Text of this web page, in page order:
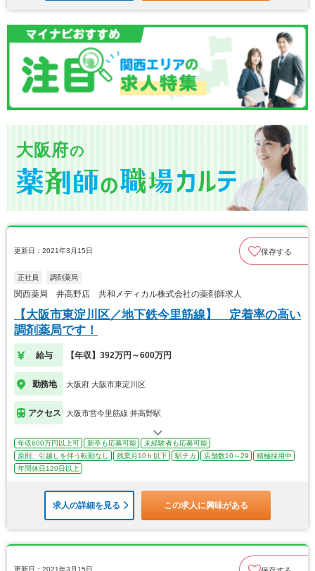
大阪府の
更新日：2021年3月15日 保存する
正社員 調剤薬局
関西薬局 井高野店 共和メディカル株式会社の薬剤師求人
【大阪市東淀川区／地下鉄今里筋線】 定着率の高い
調剤薬局です！
給与 【年収】392万円～600万円
勤務地 大阪府 大阪市東淀川区
アクセス 大阪市営今里筋線 井高野駅
年収600万円以上可 新卒も応募可能
未経験者も応募可能
原則、引越しを伴う転勤なし
残業月10ｈ以下 駅チカ 店舗数10～29
積極採用中
年間休日120日以上
求人の詳細を見る この求人に興味がある
更新日：2021年3月15日